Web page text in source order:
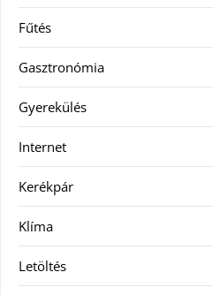
Fűtés
Gasztronómia
Gyerekülés
Internet
Kerékpár
Klíma
Letöltés